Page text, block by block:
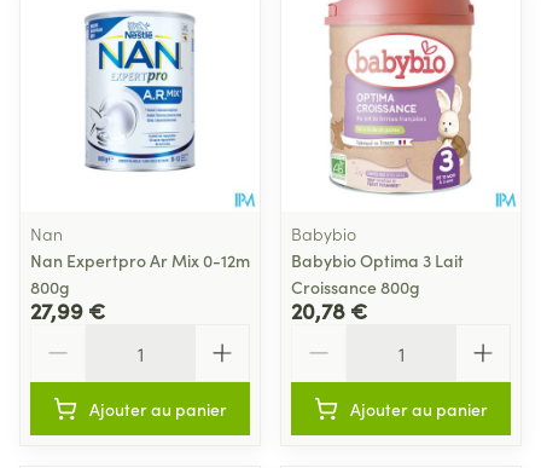
Nan
Nan Expertpro Ar Mix 0-12m
800g
27,99 €
Ajouter au panier
Babybio
Babybio Optima 3 Lait
Croissance 800g
20,78 €
Ajouter au panier